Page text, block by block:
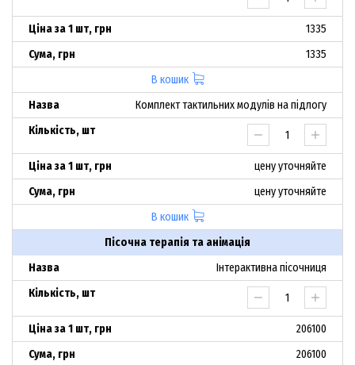
1335
1335
В кошик
Комплект тактильних модулів на підлогу
цену уточняйте
цену уточняйте
В кошик
Пісочна терапія та анімація
Інтерактивна пісочниця
206100
206100